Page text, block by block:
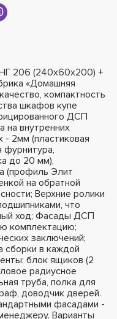
206 (240х60х200) +
«Домашняя
компактность
шкафов купе
ДСП
на внутренних
- 2мм (пластиковая
фурнитура,
до 20 мм),
(профиль Элит
на обратной
Верхние ролики
что
ход; Фасады ДСП
комплектацию;
заключений;
сборки в каждой
блок ящиков (2
радиусное
труба, полка для
доводчик дверей.
фасадами -
Варианты